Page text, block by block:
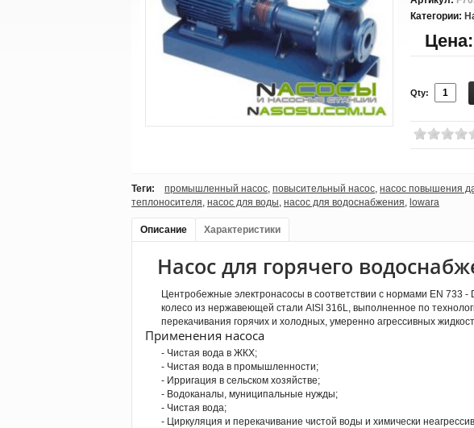
Категории:
Цена:
Qty:
Теги: промышленный насос, повысительный насос, насос повышения
теплоносителя, насос для воды, насос для водоснабжения, lowara
Описание Характеристики
Насос для горячего
Центробежные электронасосы в соответствии с нормами EN 733 -
колесо из нержавеющей стали AISI 316L, выполненное по
перекачивания горячих и холодных, умеренно агрессивных
Применения насоса
- Чистая вода в ЖКХ;
- Чистая вода в промышленности;
- Ирригация в сельском хозяйстве;
- Водоканалы, муниципальные нужды;
- Чистая вода;
- Циркуляция и перекачивание чистой воды и химически